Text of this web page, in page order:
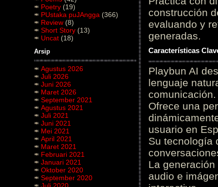
Poetry (19)
PUstaka puJAngga (366)
Review (8)
Short Story (13)
Uncat (18)
Arsip
Agustus 2026
Juli 2026
Juni 2026
Maret 2026
September 2021
Agustus 2021
Juli 2021
Juni 2021
Mei 2021
April 2021
Maret 2021
Februari 2021
Januari 2021
Oktober 2020
September 2020
construcción
evaluando y
generadas.
Características
Playbun AI
lenguaje
comunicación.
Ofrece una
usuario en
Su tecnología
La
audio e